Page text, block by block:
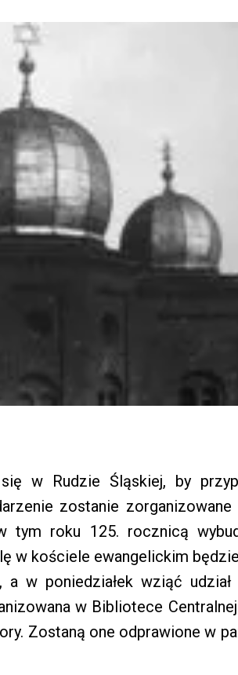
w Rudzie Śląskiej, by
zostanie zorganizowane
tym roku 125. rocznicą
w kościele ewangelickim
a w poniedziałek wziąć
w Bibliotece
Zostaną one odprawione w